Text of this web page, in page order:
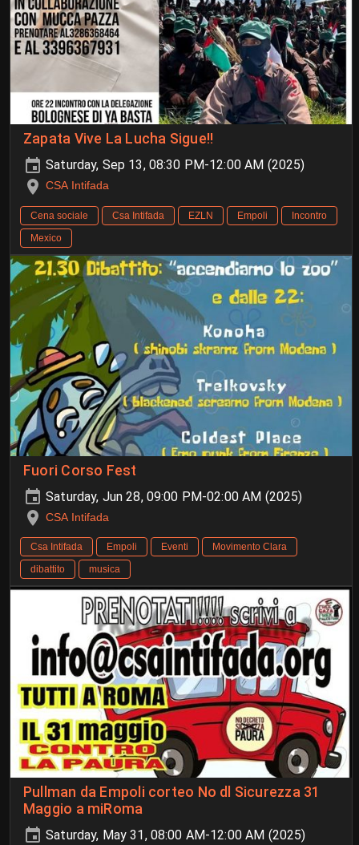
Zapata Vive La Lucha Sigue!!
Saturday, Sep 13, 08:30 PM-12:00 AM (2025)
CSA Intifada
Cena sociale Csa Intifada EZLN Empoli
Incontro
Mexico
Fuori Corso Fest
Saturday, Jun 28, 09:00 PM-02:00 AM (2025)
CSA Intifada
Csa Intifada Empoli Eventi
Movimento Clara
dibattito
musica
Pullman da Empoli corteo No dl Sicurezza 31
Maggio a miRoma
Saturday, May 31, 08:00 AM-12:00 AM (2025)